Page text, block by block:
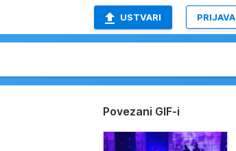
USTVARI PRIJAVA
Povezani GIF-i